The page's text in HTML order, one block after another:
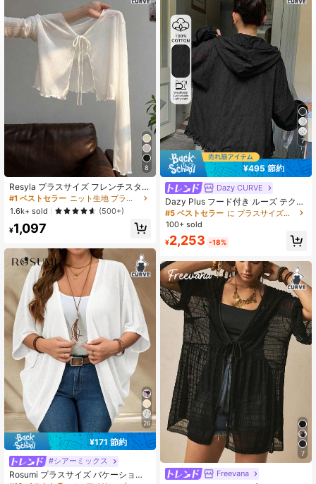
4.85 157K フォロワー
4.85 157K フォロワー
4.85 157K フォロワー
157K フォロワー
4.85 157K フォロワー
8
Resyla プラスサイズ フレンチスタイ
ル キャミソールワンピース カバーア
ップ フリルトリム 長袖Tシャツカバ
ーアップ、レディース夏用日よけト
ップス
#1 ベストセラー
ニット生地 プラスサイズのアウターウェア
1.6k+ sold
(500+)
¥1,097
26
¥171 節約
#シアーミックス
Rosumi プラスサイズ バケーション
7
¥495 節約
Dazy CURVE
Dazy Plus フード付き ルーズ テクス
チャ生地 レースパッチワーク カジュ
アル バケーションスタイル レギュラ
春夏
#5 ベストセラー
に プラスサイズの軽量ジャケット
100+ sold
¥2,253 -18%
7
Freevana